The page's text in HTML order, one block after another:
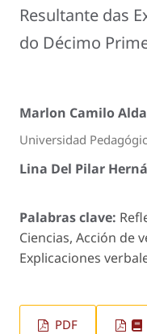
Resultante das
do Décimo
Marlon Camilo
Universidad
Lina Del Pilar
Palabras clave:
Ciencias, Acción de
Explicaciones
PDF